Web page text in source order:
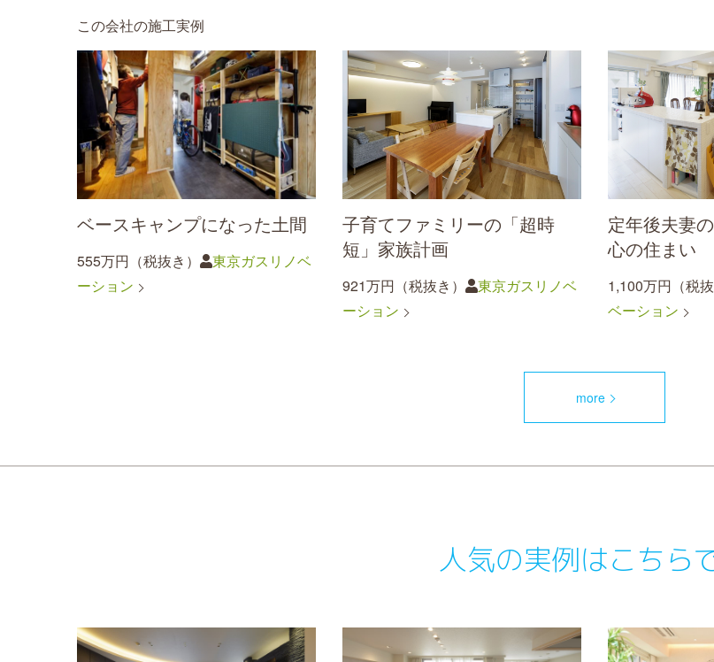
この会社の施工実例
ベースキャンプになった土間
555万円（税抜き）
東京ガスリノベ
ーション
子育てファミリーの「超時
短」家族計画
921万円（税抜き）
東京ガスリノベ
ーション
定年後夫妻
心の住まい
1,100万円（税抜
ベーション
more
人気の実例はこちら